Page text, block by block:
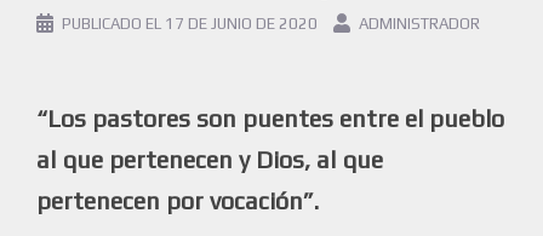
PUBLICADO EL 17 DE JUNIO DE 2020 ADMINISTRADOR
“Los pastores son puentes entre el pueblo
al que pertenecen y Dios, al que
pertenecen por vocación”.